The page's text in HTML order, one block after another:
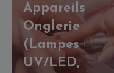
Appareils
Onglerie
(Lampes
UV/LED,